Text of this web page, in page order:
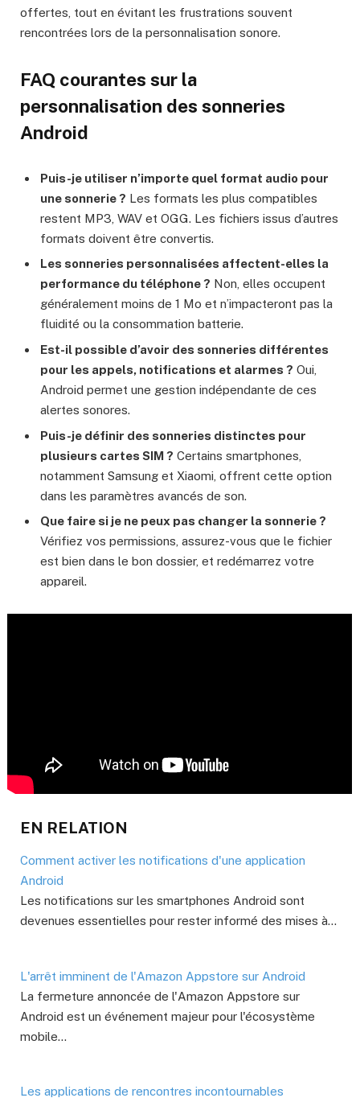
offertes, tout en évitant les frustrations souvent
rencontrées lors de la personnalisation sonore.
FAQ courantes sur la
personnalisation des sonneries
Android
Puis-je utiliser n’importe quel format audio pour
une sonnerie ? Les formats les plus compatibles
restent MP3, WAV et OGG. Les fichiers issus d’autres
formats doivent être convertis.
Les sonneries personnalisées affectent-elles la
performance du téléphone ? Non, elles occupent
généralement moins de 1 Mo et n’impacteront pas la
fluidité ou la consommation batterie.
Est-il possible d’avoir des sonneries différentes
pour les appels, notifications et alarmes ? Oui,
Android permet une gestion indépendante de ces
alertes sonores.
Puis-je définir des sonneries distinctes pour
plusieurs cartes SIM ? Certains smartphones,
notamment Samsung et Xiaomi, offrent cette option
dans les paramètres avancés de son.
Que faire si je ne peux pas changer la sonnerie ?
Vérifiez vos permissions, assurez-vous que le fichier
est bien dans le bon dossier, et redémarrez votre
appareil.
EN RELATION
Comment activer les notifications d'une application
Android
Les notifications sur les smartphones Android sont
devenues essentielles pour rester informé des mises à…
L'arrêt imminent de l'Amazon Appstore sur Android
La fermeture annoncée de l'Amazon Appstore sur
Android est un événement majeur pour l'écosystème
mobile…
Les applications de rencontres incontournables